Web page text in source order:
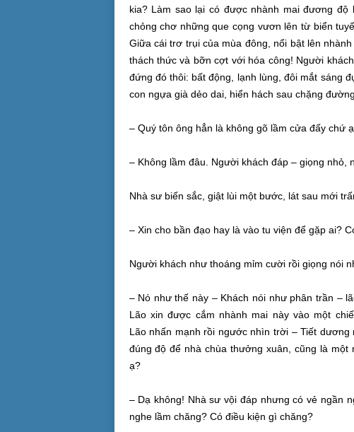
kia? Làm sao lại có được nhành mai đương
chỏng chơ những que cọng vươn lên từ biển
Giữa cái trơ trụi của mùa đông nổi bậtlên nhành
thách thức và bỡn cợt với hóa công! Người
đứng đó thôi: bất động lạnh lùng , đôi mắt sáng
con ngựa già dẻo dai, hiển hách sau chặng
– Quý tôn ông hẳn là không gõ lầm cửa đấy chứ
– Không lầm đâu. Người khách đáp – giọng nhỏ,
Nhà sưbiến sắc, giật lùimột bước, lát sau mới
– Xin cho bần đạohay là vào tu viện để gặp ai?
Người khách như thoáng mỉm cườirồi giọng nói
– Nó như thế này – Khách nói như phân trần –
Lão xin được cắm nhành mai này vào một
Lão nhấn mạnh rồi ngước nhìn trời – Tiết dương
đúng độ để nhà chùa thưởng xuân, cũng là
ạ?
– Dạ không! Nhà sư vội đáp nhưng có vẻ ngần
nghe lầm chăng? Có điều kiện gì chăng?